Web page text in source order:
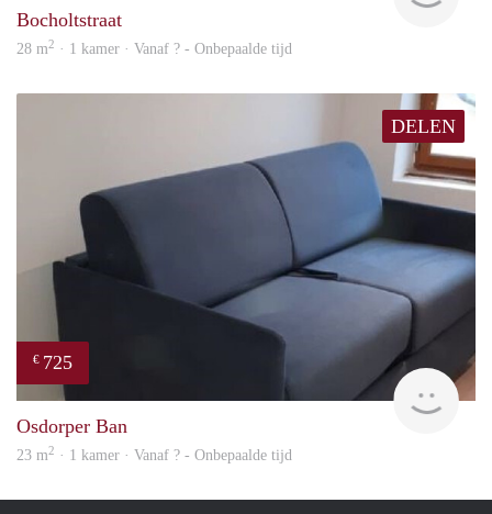
Bocholtstraat
28 m2 · 1 kamer · Vanaf ? - Onbepaalde tijd
DELEN
€ 725
Osdorper Ban
23 m2 · 1 kamer · Vanaf ? - Onbepaalde tijd